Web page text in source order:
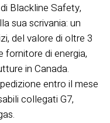
Blackline Safety,
sua scrivania: un
del valore di oltre 3
fornitore di energia,
in Canada.
entro il mese
collegati G7,